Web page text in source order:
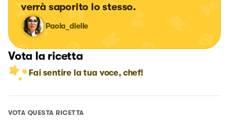
verrà saporito lo stesso.
Paola_dielle
Vota la ricetta
Fai sentire la tua voce, chef!
VOTA QUESTA RICETTA